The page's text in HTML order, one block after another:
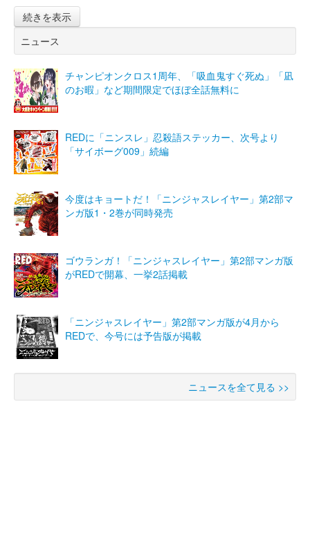
続きを表示
ニュース
チャンピオンクロス1周年、「吸血鬼すぐ死ぬ」「凪
のお暇」など期間限定でほぼ全話無料に
REDに「ニンスレ」忍殺語ステッカー、次号より
「サイボーグ009」続編
今度はキョートだ！「ニンジャスレイヤー」第2部マ
ンガ版1・2巻が同時発売
ゴウランガ！「ニンジャスレイヤー」第2部マンガ版
がREDで開幕、一挙2話掲載
「ニンジャスレイヤー」第2部マンガ版が4月から
REDで、今号には予告版が掲載
ニュースを全て見る >>